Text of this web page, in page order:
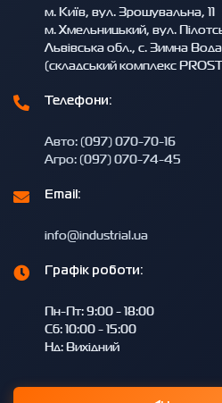
м. Київ, вул. Зрошувальна, 11
м. Хмельницький, вул.
Львівська обл., с. Зимна
(складський комплекс
Телефони:
Авто: (097) 070-70-16
Агро: (097) 070-74-45
Email:
info@industrial.ua
Графік роботи:
Пн-Пт: 9:00 - 18:00
Сб: 10:00 - 15:00
Нд: Вихідний